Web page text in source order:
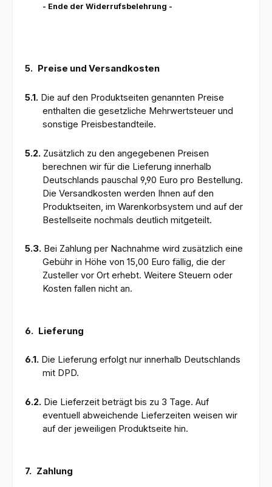
- Ende der Widerrufsbelehrung -
5. Preise und Versandkosten
5.1. Die auf den Produktseiten genannten Preise
enthalten die gesetzliche Mehrwertsteuer und
sonstige Preisbestandteile.
5.2. Zusätzlich zu den angegebenen Preisen
berechnen wir für die Lieferung innerhalb
Deutschlands pauschal 9,90 Euro pro Bestellung.
Die Versandkosten werden Ihnen auf den
Produktseiten, im Warenkorbsystem und auf der
Bestellseite nochmals deutlich mitgeteilt.
5.3. Bei Zahlung per Nachnahme wird zusätzlich eine
Gebühr in Höhe von 15,00 Euro fällig, die der
Zusteller vor Ort erhebt. Weitere Steuern oder
Kosten fallen nicht an.
6. Lieferung
6.1. Die Lieferung erfolgt nur innerhalb Deutschlands
mit DPD.
6.2. Die Lieferzeit beträgt bis zu 3 Tage. Auf
eventuell abweichende Lieferzeiten weisen wir
auf der jeweiligen Produktseite hin.
7. Zahlung